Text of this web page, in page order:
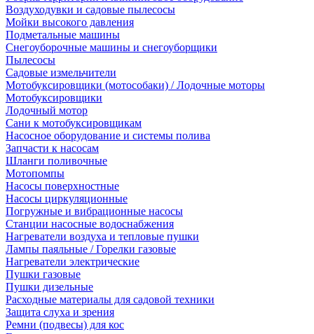
Воздуходувки и садовые пылесосы
Мойки высокого давления
Подметальные машины
Снегоуборочные машины и снегоуборщики
Пылесосы
Садовые измельчители
Мотобуксировщики (мотособаки) / Лодочные моторы
Мотобуксировщики
Лодочный мотор
Сани к мотобуксировщикам
Насосное оборудование и системы полива
Запчасти к насосам
Шланги поливочные
Мотопомпы
Насосы поверхностные
Насосы циркуляционные
Погружные и вибрационные насосы
Станции насосные водоснабжения
Нагреватели воздуха и тепловые пушки
Лампы паяльные / Горелки газовые
Нагреватели электрические
Пушки газовые
Пушки дизельные
Расходные материалы для садовой техники
Защита слуха и зрения
Ремни (подвесы) для кос